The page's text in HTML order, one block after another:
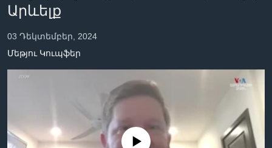
IN ENGLISH
ՄԵՐ ՄԱՍԻՆ
«ԱՄԵՐԻԿԱՅԻ ՁԱՅՆ»-Ի ԿԱՆՈՆԱԴՐՈՒԹՅՈՒՆ
ԿԱՊ ՄԵԶ ՀԵՏ
ՈՒԿՐԱԻՆԱԿԱՆ ՊԱՏԵՐԱԶՄ
Learning English
Լեզուներ
Արևելք
03 Դեկտեմբեր, 2024
Մեթյու Կուպֆեր
No media source currently available